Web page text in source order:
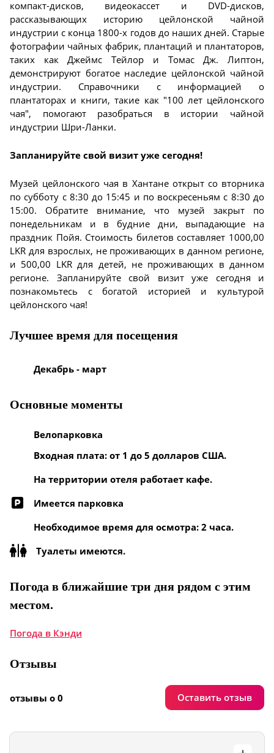
компакт-дисков, видеокассет и DVD-дисков,
рассказывающих историю цейлонской чайной
индустрии с конца 1800-х годов до наших дней. Старые
фотографии чайных фабрик, плантаций и плантаторов,
таких как Джеймс Тейлор и Томас Дж. Липтон,
демонстрируют богатое наследие цейлонской чайной
индустрии. Справочники с информацией о
плантаторах и книги, такие как "100 лет цейлонского
чая", помогают разобраться в истории чайной
индустрии Шри-Ланки.
Запланируйте свой визит уже сегодня!
Музей цейлонского чая в Хантане открыт со вторника
по субботу с 8:30 до 15:45 и по воскресеньям с 8:30 до
15:00. Обратите внимание, что музей закрыт по
понедельникам и в будние дни, выпадающие на
праздник Пойя. Стоимость билетов составляет 1000,00
LKR для взрослых, не проживающих в данном регионе,
и 500,00 LKR для детей, не проживающих в данном
регионе. Запланируйте свой визит уже сегодня и
познакомьтесь с богатой историей и культурой
цейлонского чая!
Лучшее время для посещения
Декабрь - март
Основные моменты
Велопарковка
Входная плата: от 1 до 5 долларов США.
На территории отеля работает кафе.
Имеется парковка
Необходимое время для осмотра: 2 часа.
Туалеты имеются.
Погода в ближайшие три дня рядом с этим
местом.
Погода в Кэнди
Отзывы
отзывы о 0 Оставить отзыв